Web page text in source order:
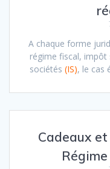
A chaque forme
régime fiscal, impôt
sociétés (IS), le cas
Cadeaux